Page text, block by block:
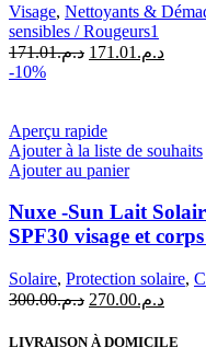
|
200
ML
Visage, Nettoyants &
sensibles / Rougeurs1
د.م.171.01
Le
د.م. 171.01
Le
-10%
Aperçu rapide
Ajouter à la liste de souhaits
Ajouter au panier
Nuxe -Sun Lait
SPF30 visage et
Solaire, Protection solaire,
د.م.300.00
Le
initial
د.م.270.00
Le
actuel
LIVRAISON À DOMICILE